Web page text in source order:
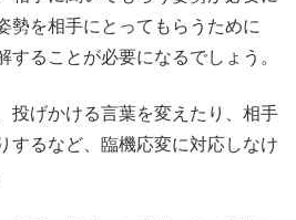
勢を相手にとってもらうために
することが必要になるでしょう。
投げかける言葉を変えたり、相手
するなど、臨機応変に対応しなけ